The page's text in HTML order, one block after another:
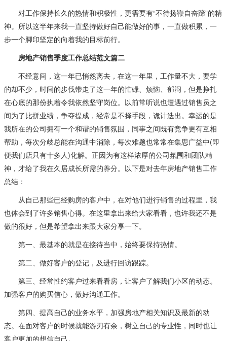
对工作保持长久的热情和积极性，更需要有“不待扬鞭自奋蹄”的精
神。所以这半年来我一直坚持做好自己能做好的事，一直做积累，一
步一个脚印坚定的向着我的目标前行。
房地产销售季度工作总结范文篇二
不经意间，这一年已悄然离去，在这一年里，工作量不大，要学
的却不少，时间的步伐带走了这一年的忙碌、烦恼、郁闷，但是挣扎
在心底的那份执着令我依然坚守岗位。以前常听说也遭遇过销售员之
间为了比拼业绩，争夺提成，经常是不择手段，诡计迭出。幸运的是
我所在的公司拥有一个和谐的销售氛围，同事之间既有竞争更有互相
帮助，每次分歧总能在沟通中消除，每次难题也常常在集思广益中(即
便我们店只有十多人)化解。正因为有这样浓厚的公司氛围和团队精
神，才给了我在久居成长所需的养分。以下是对去年房地产销售工作
总结：
从自己那些已经购房的客户中，在对他们进行销售的过程里，我
也体会到了许多销售心得。在这里拿出来给大家看看，也许我还不是
做的很好，但是希望拿出来跟大家分享一下。
第一、最基本的就是在接待当中，始终要保持热情。
第二、做好客户的登记，及进行回访跟踪。
第三、经常性约客户过来看看房，让客户了解我们小区的动态。
加强客户的购买信心，做好沟通工作。
第四、提高自己的业务水平，加强房地产相关知识及最新的动
态。在面对客户的时候就能游刃有余，树立自己的专业性，同时也让
客户更加的想信自己。